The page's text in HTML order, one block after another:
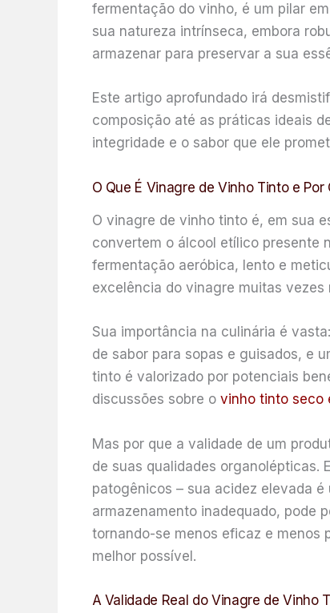
fermentação do vinho, é um pilar
sua natureza intrínseca, embora
armazenar para preservar a sua
Este artigo aprofundado irá
composição até as práticas ideais
integridade e o sabor que ele
O Que É Vinagre de Vinho Tinto e
O vinagre de vinho tinto é, em sua
convertem o álcool etílico presente
fermentação aeróbica, lento e
excelência do vinagre muitas
Sua importância na culinária é
de sabor para sopas e guisados, e
tinto é valorizado por potenciais
discussões sobre o vinho tinto seco
Mas por que a validade de um
de suas qualidades organolépticas.
patogênicos – sua acidez elevada
armazenamento inadequado, pode
tornando-se menos eficaz e menos
melhor possível.
A Validade Real do Vinagre de Vinho